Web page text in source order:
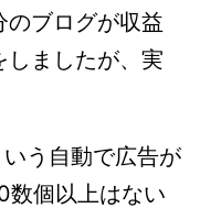
のブログが収益
しましたが、実
う自動で広告が
数個以上はない